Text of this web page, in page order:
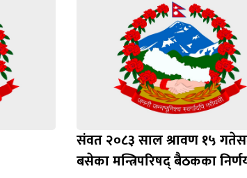
संवत २०८३ साल श्रावण १५
बसेका मन्त्रिपरिषद् बैठकका